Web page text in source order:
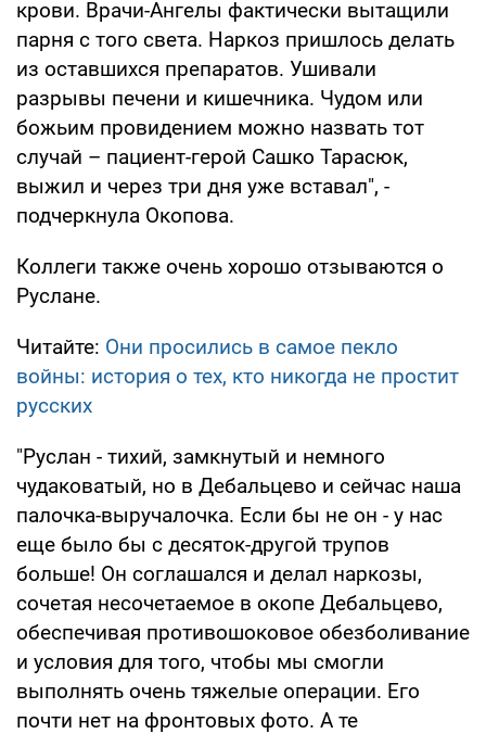
крови. Врачи-Ангелы фактически вытащили
парня с того света. Наркоз пришлось делать
из оставшихся препаратов. Ушивали
разрывы печени и кишечника. Чудом или
божьим провидением можно назвать тот
случай – пациент-герой Сашко Тарасюк,
выжил и через три дня уже вставал", -
подчеркнула Окопова.
Коллеги также очень хорошо отзываются о
Руслане.
Читайте: Они просились в самое пекло
войны: история о тех, кто никогда не простит
русских
"Руслан - тихий, замкнутый и немного
чудаковатый, но в Дебальцево и сейчас наша
палочка-выручалочка. Если бы не он - у нас
еще было бы с десяток-другой трупов
больше! Он соглашался и делал наркозы,
сочетая несочетаемое в окопе Дебальцево,
обеспечивая противошоковое обезболивание
и условия для того, чтобы мы смогли
выполнять очень тяжелые операции. Его
почти нет на фронтовых фото. А те